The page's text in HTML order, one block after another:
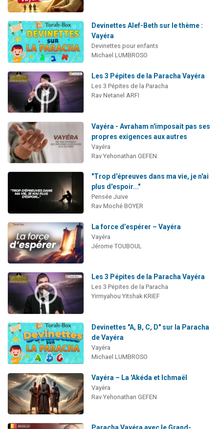
Devinettes Alef-Beth sur le thème :
Vayéra
Devinettes pour enfants
Michael LUMBROSO
Les 3 Pépites de la Paracha Vayéra
Les 3 Pépites de la Paracha
Rav Netanel ARFI
Vayéra - Avraham n'imposait pas ses
propres exigences aux autres
Vayéra
Rav Yehonathan GEFEN
"Trop d'épreuves dans ma vie, je n'ai
plus d'espoir..."
Pensée Juive
Rav Moché BOYER
La force d’espérer – Vayéra
Vayéra
Jérome TOUBOUL
Les 3 Pépites de la Paracha Vayéra
Les 3 Pépites de la Paracha
Yirmyahou Yitshak KRIEF
Devinettes "A, B, C, D" sur la Paracha
de Vayéra
Vayéra
Michael LUMBROSO
Vayéra – La 'Akéda et Ichmaël
Vayéra
Rav Yehonathan GEFEN